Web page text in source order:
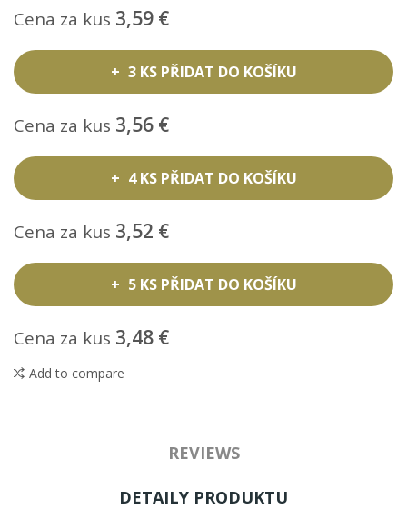
Cena za kus 3,59 €
3 KS PŘIDAT DO KOŠÍKU
Cena za kus 3,56 €
4 KS PŘIDAT DO KOŠÍKU
Cena za kus 3,52 €
5 KS PŘIDAT DO KOŠÍKU
Cena za kus 3,48 €
Add to compare
REVIEWS
DETAILY PRODUKTU